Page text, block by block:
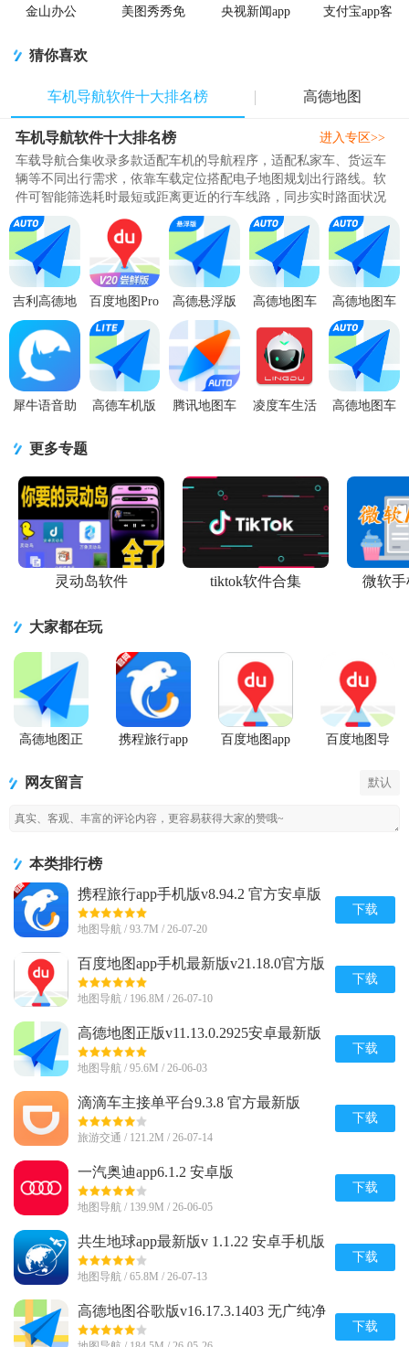
金山办公
新版
美图秀秀免
央视新闻app
支付宝app客
猜你喜欢
车机导航软件十大排名榜 高德地图
车机导航软件十大排名榜
车载导航合集收录多款适配车机的导航程序，适配私家车、货运车
辆等不同出行需求，依靠车载定位搭配电子地图规划出行路线。软
件可智能筛选耗时最短或距离更近的行车线路，同步实时路面状况
并动态变更路线，降低出行拥..
进入专区>>
吉利高德地
图飞屏版
v7.0.6最新
版
百度地图Pro
大屏版车机
版v20.10.2
官方最新版
高德悬浮版
车机共存版
v8.1.0.600057
最新版
高德地图车
调节声道修
改版v6.5.
高德地图车
机版整合版
6.2.0.601319
共存版
犀牛语音助
官方版
高德车机版
腾讯地图车
凌度车生活
高德地图车
更多专题
灵动岛软件 tiktok软件合集 微软手
大家都在玩
高德地图正
携程旅行app
百度地图app
百度地图导
网友留言 默认
本类排行榜
携程旅行app手机版v8.94.2 官方安卓版
地图导航 / 93.7M / 26-07-20
下载
百度地图app手机最新版v21.18.0官方版
地图导航 / 196.8M / 26-07-10
下载
高德地图正版v11.13.0.2925安卓最新版
地图导航 / 95.6M / 26-06-03
下载
滴滴车主接单平台9.3.8 官方最新版
旅游交通 / 121.2M / 26-07-14
下载
一汽奥迪app6.1.2 安卓版
地图导航 / 139.9M / 26-06-05
下载
共生地球app最新版v 1.1.22 安卓手机版
地图导航 / 65.8M / 26-07-13
下载
高德地图谷歌版v16.17.3.1403 无广纯净
版
下载